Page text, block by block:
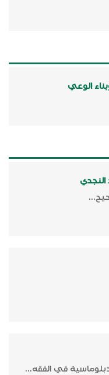
الوعي
في الفقه...